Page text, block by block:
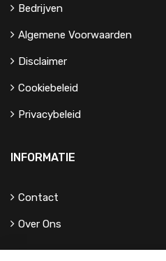
Bedrijven
Algemene Voorwaarden
Disclaimer
Cookiebeleid
Privacybeleid
INFORMATIE
Contact
Over Ons